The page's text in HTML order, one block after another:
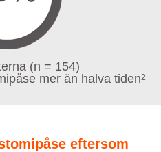
(n = 154)
mer än halva tiden2
eftersom